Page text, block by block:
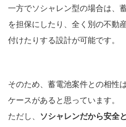
一方でソシャレン型の場合は、
を担保にしたり、全く別の不動
付けたりする設計が可能です。
そのため、蓄電池案件との相性
ケースがあると思っています。
ただし、
ソシャレンだから安全